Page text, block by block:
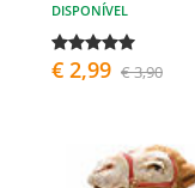
DISPONÍVEL
€ 2,99 € 3,90